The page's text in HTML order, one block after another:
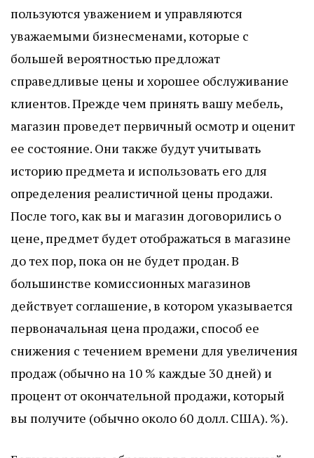
пользуются уважением и управляются
уважаемыми бизнесменами, которые с
большей вероятностью предложат
справедливые цены и хорошее обслуживание
клиентов. Прежде чем принять вашу мебель,
магазин проведет первичный осмотр и оценит
ее состояние. Они также будут учитывать
историю предмета и использовать его для
определения реалистичной цены продажи.
После того, как вы и магазин договорились о
цене, предмет будет отображаться в магазине
до тех пор, пока он не будет продан. В
большинстве комиссионных магазинов
действует соглашение, в котором указывается
первоначальная цена продажи, способ ее
снижения с течением времени для увеличения
продаж (обычно на 10 % каждые 30 дней) и
процент от окончательной продажи, который
вы получите (обычно около 60 долл. США). %).